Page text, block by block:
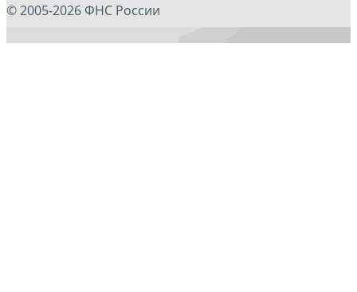
© 2005-2026 ФНС России